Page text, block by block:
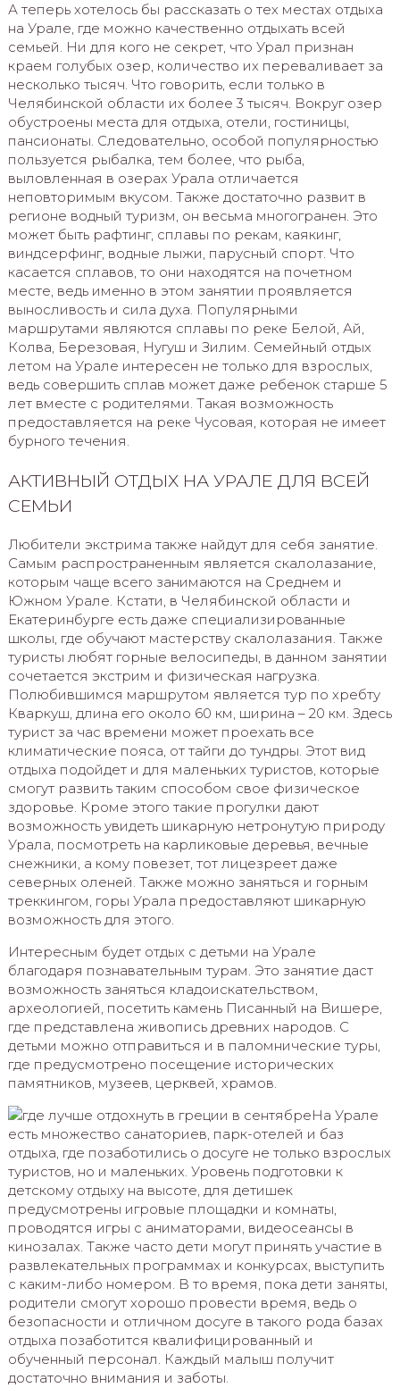
А теперь хотелось бы рассказать о тех местах отдыха
на Урале, где можно качественно отдыхать всей
семьей. Ни для кого не секрет, что Урал признан
краем голубых озер, количество их переваливает за
несколько тысяч. Что говорить, если только в
Челябинской области их более 3 тысяч. Вокруг озер
обустроены места для отдыха, отели, гостиницы,
пансионаты. Следовательно, особой популярностью
пользуется рыбалка, тем более, что рыба,
выловленная в озерах Урала отличается
неповторимым вкусом. Также достаточно развит в
регионе водный туризм, он весьма многогранен. Это
может быть рафтинг, сплавы по рекам, каякинг,
виндсерфинг, водные лыжи, парусный спорт. Что
касается сплавов, то они находятся на почетном
месте, ведь именно в этом занятии проявляется
выносливость и сила духа. Популярными
маршрутами являются сплавы по реке Белой, Ай,
Колва, Березовая, Нугуш и Зилим. Семейный отдых
летом на Урале интересен не только для взрослых,
ведь совершить сплав может даже ребенок старше 5
лет вместе с родителями. Такая возможность
предоставляется на реке Чусовая, которая не имеет
бурного течения.
АКТИВНЫЙ ОТДЫХ НА УРАЛЕ ДЛЯ ВСЕЙ
СЕМЬИ
Любители экстрима также найдут для себя занятие.
Самым распространенным является скалолазание,
которым чаще всего занимаются на Среднем и
Южном Урале. Кстати, в Челябинской области и
Екатеринбурге есть даже специализированные
школы, где обучают мастерству скалолазания. Также
туристы любят горные велосипеды, в данном занятии
сочетается экстрим и физическая нагрузка.
Полюбившимся маршрутом является тур по хребту
Кваркуш, длина его около 60 км, ширина – 20 км. Здесь
турист за час времени может проехать все
климатические пояса, от тайги до тундры. Этот вид
отдыха подойдет и для маленьких туристов, которые
смогут развить таким способом свое физическое
здоровье. Кроме этого такие прогулки дают
возможность увидеть шикарную нетронутую природу
Урала, посмотреть на карликовые деревья, вечные
снежники, а кому повезет, тот лицезреет даже
северных оленей. Также можно заняться и горным
треккингом, горы Урала предоставляют шикарную
возможность для этого.
Интересным будет отдых с детьми на Урале
благодаря познавательным турам. Это занятие даст
возможность заняться кладоискательством,
археологией, посетить камень Писанный на Вишере,
где представлена живопись древних народов. С
детьми можно отправиться и в паломнические туры,
где предусмотрено посещение исторических
памятников, музеев, церквей, храмов.
На Урале
есть множество санаториев, парк-отелей и баз
отдыха, где позаботились о досуге не только взрослых
туристов, но и маленьких. Уровень подготовки к
детскому отдыху на высоте, для детишек
предусмотрены игровые площадки и комнаты,
проводятся игры с аниматорами, видеосеансы в
кинозалах. Также часто дети могут принять участие в
развлекательных программах и конкурсах, выступить
с каким-либо номером. В то время, пока дети заняты,
родители смогут хорошо провести время, ведь о
безопасности и отличном досуге в такого рода базах
отдыха позаботится квалифицированный и
обученный персонал. Каждый малыш получит
достаточно внимания и заботы.